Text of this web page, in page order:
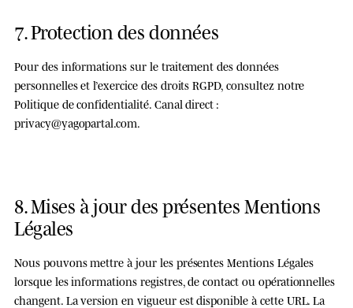
7. Protection des données
Pour des informations sur le traitement des données
personnelles et l’exercice des droits RGPD, consultez notre
Politique de confidentialité. Canal direct :
privacy@yagopartal.com.
8. Mises à jour des présentes Mentions
Légales
Nous pouvons mettre à jour les présentes Mentions Légales
lorsque les informations registres, de contact ou opérationnelles
changent. La version en vigueur est disponible à cette URL. La